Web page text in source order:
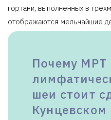
гортани, выполненных в
отображаются мельчайшие
Почему МРТ
шеи стоит
Кунцевском